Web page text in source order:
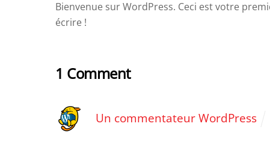
Bienvenue sur WordPress. Ceci est votre
écrire !
1 Comment
Un commentateur WordPress